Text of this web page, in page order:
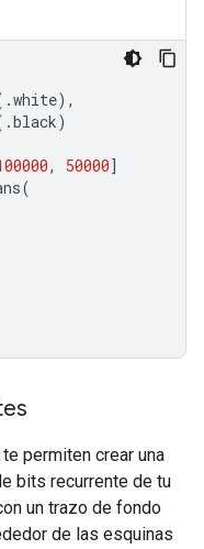
white),
black)
, 50000]
(
permiten crear una
bits recurrente de tu
un trazo de fondo
de las esquinas